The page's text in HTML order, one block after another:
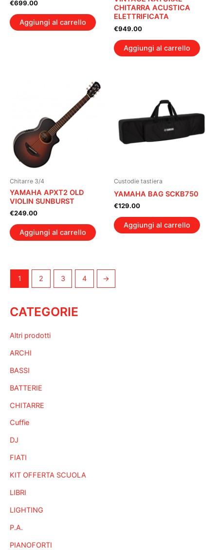
€699.00
Aggiungi al carrello
CHITARRA ACUSTICA
ELETTRIFICATA
€949.00
Aggiungi al carrello
Chitarre 3/4
YAMAHA APXT2 OLD
VIOLIN SUNBURST
€249.00
Aggiungi al carrello
Custodie tastiera
YAMAHA BAG SCKB750
€129.00
Aggiungi al carrello
1 2 3 4 →
CATEGORIE
Altri prodotti
ARCHI
BASSI
BATTERIE
CHITARRE
Cuffie
DJ
FIATI
KIT OFFERTA SCUOLA
LIBRI
LIGHTING
P.A.
PIANOFORTI